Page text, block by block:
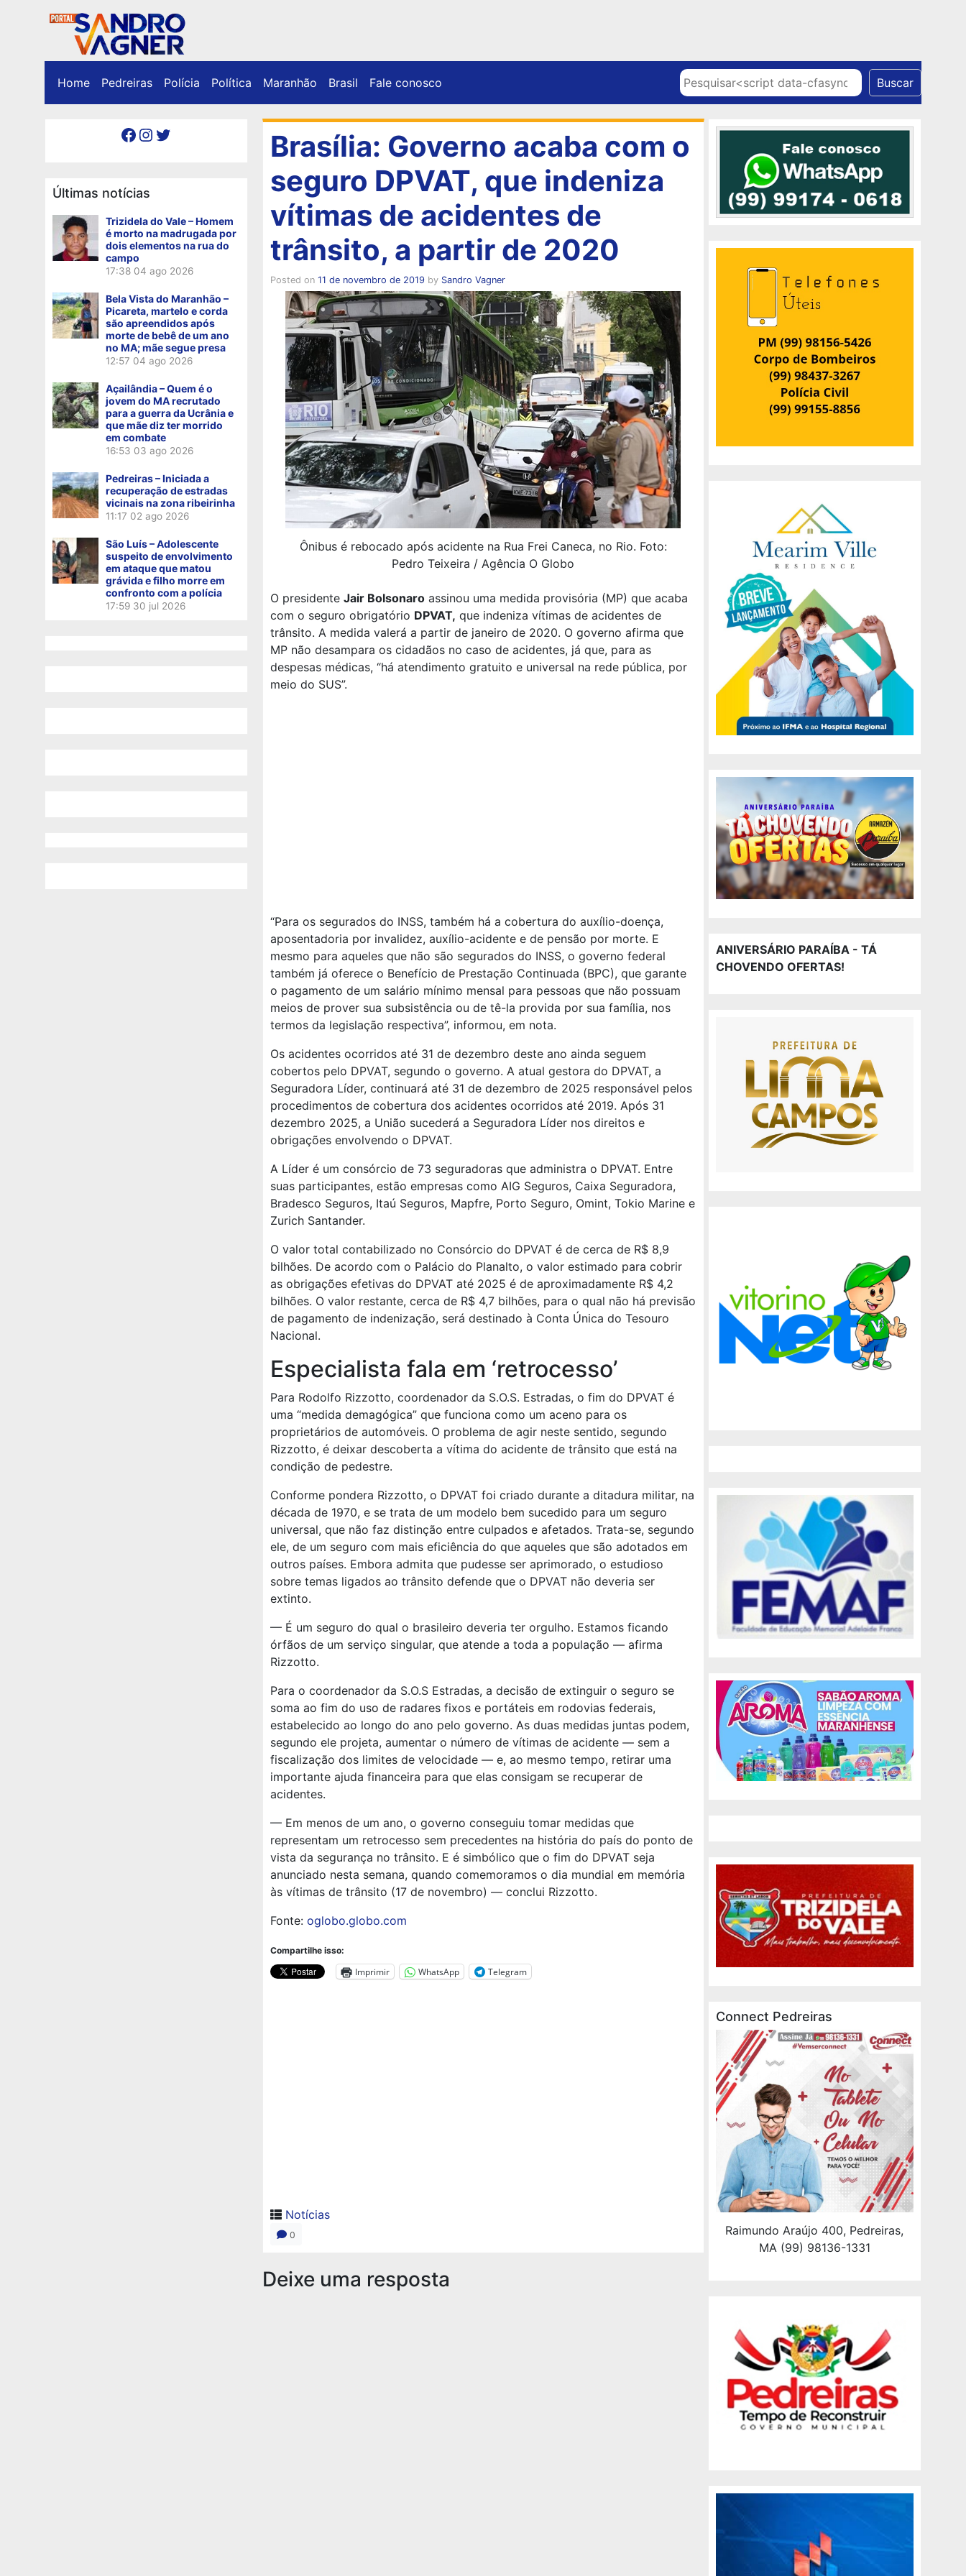
Home Pedreiras Polícia Política Maranhão Brasil Fale conosco Pesquisar Buscar
Facebook Instagram Twitter
Últimas notícias
Trizidela do Vale – Homem
é morto na madrugada por
dois elementos na rua do
campo
17:38 04 ago 2026
Bela Vista do Maranhão –
Picareta, martelo e corda
são apreendidos após
morte de bebê de um ano
no MA; mãe segue presa
12:57 04 ago 2026
Açailândia – Quem é o
jovem do MA recrutado
para a guerra da Ucrânia e
que mãe diz ter morrido
em combate
16:53 03 ago 2026
Pedreiras – Iniciada a
recuperação de estradas
vicinais na zona ribeirinha
11:17 02 ago 2026
São Luís – Adolescente
suspeito de envolvimento
em ataque que matou
grávida e filho morre em
confronto com a polícia
17:59 30 jul 2026
Brasília: Governo acaba com o
seguro DPVAT, que indeniza
vítimas de acidentes de
trânsito, a partir de 2020
Posted on 11 de novembro de 2019 by Sandro Vagner
Ônibus é rebocado após acidente na Rua Frei Caneca, no Rio. Foto:
Pedro Teixeira / Agência O Globo
O presidente Jair Bolsonaroassinou uma medida provisória (MP) que acaba
com o seguro obrigatório DPVAT, que indeniza vítimas de acidentes de
trânsito. A medida valerá a partir de janeiro de 2020. O governo afirma que
MP não desampara os cidadãos no caso de acidentes, já que, para as
despesas médicas, “há atendimento gratuito e universal na rede pública, por
meio do SUS”.
“Para os segurados do INSS, também há a cobertura do auxílio-doença,
aposentadoria por invalidez, auxílio-acidente e de pensão por morte. E
mesmo para aqueles que não são segurados do INSS, o governo federal
também já oferece o Benefício de Prestação Continuada (BPC), que garante
o pagamento de um salário mínimo mensal para pessoas que não possuam
meios de prover sua subsistência ou de tê-la provida por sua família, nos
termos da legislação respectiva”, informou, em nota.
Os acidentes ocorridos até 31 de dezembro deste ano ainda seguem
cobertos pelo DPVAT, segundo o governo. A atual gestora do DPVAT, a
Seguradora Líder, continuará até 31 de dezembro de 2025 responsável pelos
procedimentos de cobertura dos acidentes ocorridos até 2019. Após 31
dezembro 2025, a União sucederá a Seguradora Líder nos direitos e
obrigações envolvendo o DPVAT.
A Líder é um consórcio de 73 seguradoras que administra o DPVAT. Entre
suas participantes, estão empresas como AIG Seguros, Caixa Seguradora,
Bradesco Seguros, Itaú Seguros, Mapfre, Porto Seguro, Omint, Tokio Marine e
Zurich Santander.
O valor total contabilizado no Consórcio do DPVAT é de cerca de R$ 8,9
bilhões. De acordo com o Palácio do Planalto, o valor estimado para cobrir
as obrigações efetivas do DPVAT até 2025 é de aproximadamente R$ 4,2
bilhões. O valor restante, cerca de R$ 4,7 bilhões, para o qual não há previsão
de pagamento de indenização, será destinado à Conta Única do Tesouro
Nacional.
Especialista fala em ‘retrocesso’
Para Rodolfo Rizzotto, coordenador da S.O.S. Estradas, o fim do DPVAT é
uma “medida demagógica” que funciona como um aceno para os
proprietários de automóveis. O problema de agir neste sentido, segundo
Rizzotto, é deixar descoberta a vítima do acidente de trânsito que está na
condição de pedestre.
Conforme pondera Rizzotto, o DPVAT foi criado durante a ditadura militar, na
década de 1970, e se trata de um modelo bem sucedido para um seguro
universal, que não faz distinção entre culpados e afetados. Trata-se, segundo
ele, de um seguro com mais eficiência do que aqueles que são adotados em
outros países. Embora admita que pudesse ser aprimorado, o estudioso
sobre temas ligados ao trânsito defende que o DPVAT não deveria ser
extinto.
— É um seguro do qual o brasileiro deveria ter orgulho. Estamos ficando
órfãos de um serviço singular, que atende a toda a população — afirma
Rizzotto.
Para o coordenador da S.O.S Estradas, a decisão de extinguir o seguro se
soma ao fim do uso de radares fixos e portáteis em rodovias federais,
estabelecido ao longo do ano pelo governo. As duas medidas juntas podem,
segundo ele projeta, aumentar o número de vítimas de acidente — sem a
fiscalização dos limites de velocidade — e, ao mesmo tempo, retirar uma
importante ajuda financeira para que elas consigam se recuperar de
acidentes.
— Em menos de um ano, o governo conseguiu tomar medidas que
representam um retrocesso sem precedentes na história do país do ponto de
vista da segurança no trânsito. E é simbólico que o fim do DPVAT seja
anunciado nesta semana, quando comemoramos o dia mundial em memória
às vítimas de trânsito (17 de novembro) — conclui Rizzotto.
Fonte: oglobo.globo.com
Compartilhe isso:
Imprimir WhatsApp Telegram
Notícias
0
Deixe uma resposta
ANIVERSÁRIO PARAÍBA - TÁ
CHOVENDO OFERTAS!
Connect Pedreiras
Raimundo Araújo 400, Pedreiras,
MA (99) 98136-1331